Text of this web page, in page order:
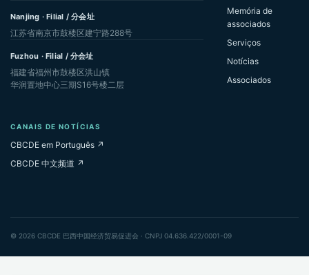
Nanjing · Filial / 分会址
江苏省南京市鼓楼区建宁路288号
Fuzhou · Filial / 分会址
福建省福州市鼓楼区洪山镇
华润置地中心三期S16号楼二层
Memória de
associados
Serviços
Notícias
Associados
CANAIS DE NOTÍCIAS
CBCDE em Português ↗
CBCDE 中文频道 ↗
© 2026 CBCDE 巴西中国经济贸易促进会 · CNPJ 04.636.422/0001-09